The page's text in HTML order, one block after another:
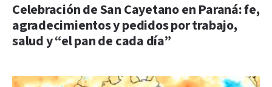
Celebración de San Cayetano en Paraná: fe,
agradecimientos y pedidos por trabajo,
salud y “el pan de cada día”